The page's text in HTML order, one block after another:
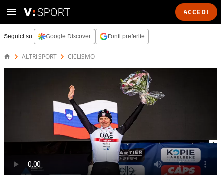
ACCEDI
Seguici su: Google Discover Fonti preferite
ALTRI SPORT CICLISMO